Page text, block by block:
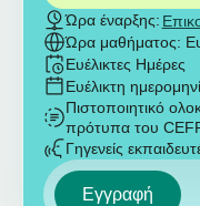
Ώρα έναρξης:
Ώρα μαθήματος:
Ευέλικτες Ημέρες
Ευέλικτη
Πιστοποιητικό
πρότυπα του
Γηγενείς
Εγγραφή